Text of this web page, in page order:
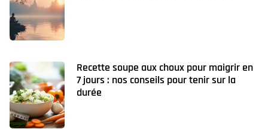
Recette soupe aux choux pour maigrir en
7 jours : nos conseils pour tenir sur la
durée